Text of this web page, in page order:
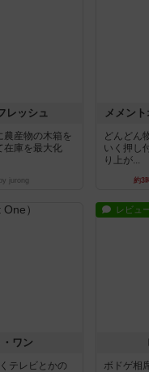
レッシュ
農産物の木箱を
在庫を最大化
by jurong
メメン
どんどん
いく押し
り上が...
約3
ワン
テレビとかの
レビュ
ボドゲ相